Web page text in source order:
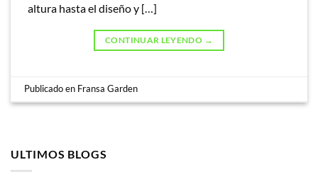
ULTIMOS BLOGS
altura hasta el diseño y […]
CONTINUAR LEYENDO →
Publicado en Fransa Garden